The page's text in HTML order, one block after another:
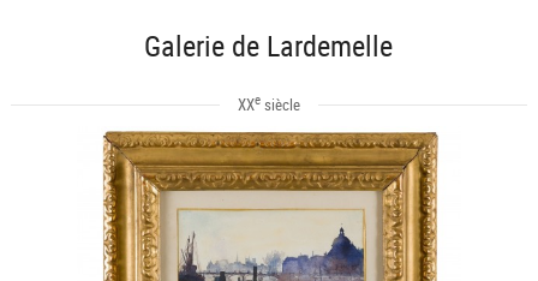
Galerie de Lardemelle
XXesiècle